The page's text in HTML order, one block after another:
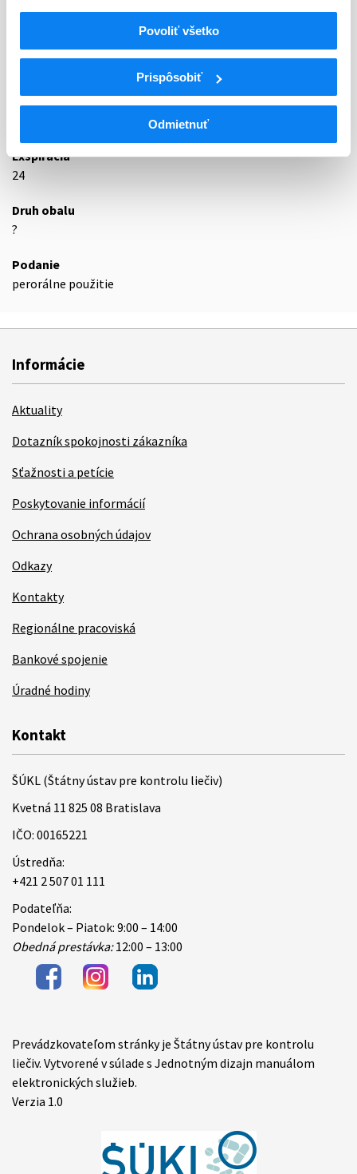
Povoliť všetko
Prispôsobiť
Odmietnuť
N
Centrálna nervová sústava
Analgetiká
N02A
Opioidné analgetiká (anodyná)
N02AX
Tramadol
Exspirácia
24
Druh obalu
?
Podanie
perorálne použitie
Informácie
Aktuality
Dotazník spokojnosti zákazníka
Sťažnosti a petície
Poskytovanie informácií
Ochrana osobných údajov
Odkazy
Kontakty
Regionálne pracoviská
Bankové spojenie
Úradné hodiny
Kontakt
ŠÚKL (Štátny ústav pre kontrolu liečiv)
Kvetná 11 825 08 Bratislava
IČO: 00165221
Ústredňa:
+421 2 507 01 111
Podateľňa:
Pondelok – Piatok: 9:00 – 14:00
Obedná prestávka:12:00 – 13:00
Items
Prevádzkovateľom stránky je Štátny ústav pre kontrolu
liečiv. Vytvorené v súlade s Jednotným dizajn manuálom
elektronických služieb.
Verzia 1.0